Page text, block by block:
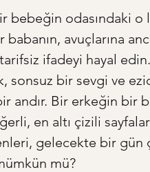
bebeğin odasındaki o
avuçlarına
ifadeyi hayal
sonsuz bir sevgi ve
andır. Bir erkeğin bir
en altı çizili
gelecekte bir gün
mü?